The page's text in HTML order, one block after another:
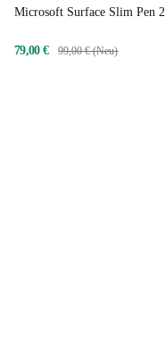
Microsoft Surface Slim Pen 2
79,00 € 99,00 € (Neu)